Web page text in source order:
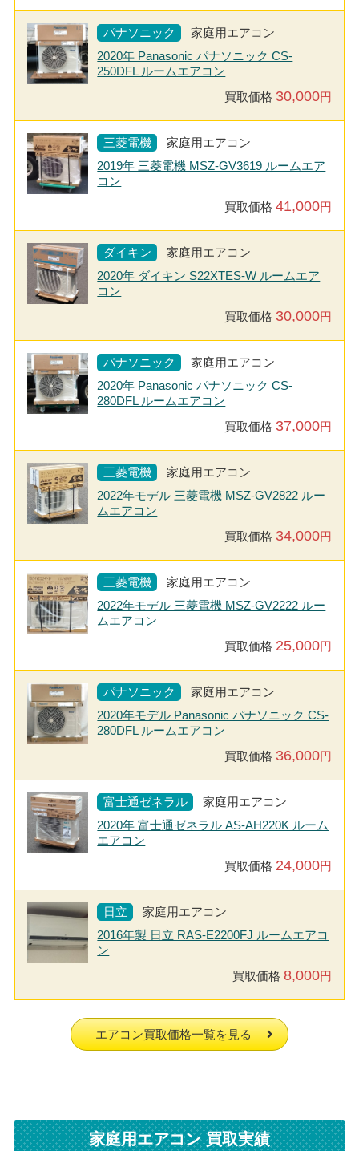
パナソニック
家庭用エアコン
2020年 Panasonic パナソニック CS-
250DFL ルームエアコン
買取価格 30,000円
三菱電機
家庭用エアコン
2019年 三菱電機 MSZ-GV3619 ルームエア
コン
買取価格41,000円
ダイキン
家庭用エアコン
2020年 ダイキン S22XTES-W ルームエア
コン
買取価格 30,000円
パナソニック
家庭用エアコン
2020年 Panasonic パナソニック CS-
280DFL ルームエアコン
買取価格 37,000円
三菱電機
家庭用エアコン
2022年モデル 三菱電機 MSZ-GV2822 ルー
ムエアコン
買取価格 34,000円
三菱電機
家庭用エアコン
2022年モデル 三菱電機 MSZ-GV2222 ルー
ムエアコン
買取価格 25,000円
パナソニック
家庭用エアコン
2020年モデル Panasonic パナソニック CS-
280DFL ルームエアコン
買取価格 36,000円
富士通ゼネラル
家庭用エアコン
2020年 富士通ゼネラル AS-AH220K ルーム
エアコン
買取価格 24,000円
日立
家庭用エアコン
2016年製 日立 RAS-E2200FJ ルームエアコ
ン
買取価格8,000円
エアコン買取価格一覧を見る
家庭用エアコン 買取実績